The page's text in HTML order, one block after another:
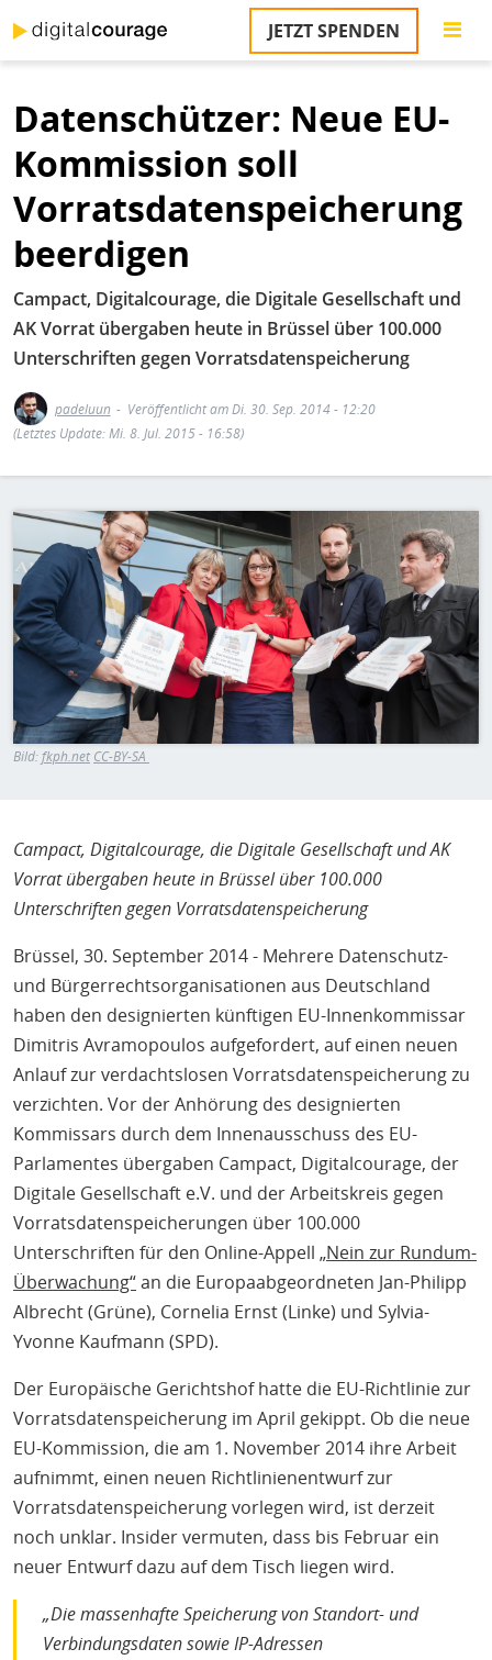
zum
Inhalt
JETZT SPENDEN
Datenschützer: Neue EU-
Kommission soll
Vorratsdatenspeicherung
beerdigen
Campact, Digitalcourage, die Digitale Gesellschaft und
AK Vorrat übergaben heute in Brüssel über 100.000
Unterschriften gegen Vorratsdatenspeicherung
padeluun
Veröffentlicht am Di. 30. Sep. 2014 - 12:20
(Letztes Update: Mi. 8. Jul. 2015 - 16:58)
Bild
Bild:fkph.net CC-BY-SA
Campact, Digitalcourage, die Digitale Gesellschaft und AK
Vorrat übergaben heute in Brüssel über 100.000
Unterschriften gegen Vorratsdatenspeicherung
Brüssel, 30. September 2014 - Mehrere Datenschutz-
und Bürgerrechtsorganisationen aus Deutschland
haben den designierten künftigen EU-Innenkommissar
Dimitris Avramopoulos aufgefordert, auf einen neuen
Anlauf zur verdachtslosen Vorratsdatenspeicherung zu
verzichten. Vor der Anhörung des designierten
Kommissars durch dem Innenausschuss des EU-
Parlamentes übergaben Campact, Digitalcourage, der
Digitale Gesellschaft e.V. und der Arbeitskreis gegen
Vorratsdatenspeicherungen über 100.000
Unterschriften für den Online-Appell „Nein zur Rundum-
Überwachung“an die Europaabgeordneten Jan-Philipp
Albrecht (Grüne), Cornelia Ernst (Linke) und Sylvia-
Yvonne Kaufmann (SPD).
Der Europäische Gerichtshof hatte die EU-Richtlinie zur
Vorratsdatenspeicherung im April gekippt. Ob die neue
EU-Kommission, die am 1. November 2014 ihre Arbeit
aufnimmt, einen neuen Richtlinienentwurf zur
Vorratsdatenspeicherung vorlegen wird, ist derzeit
noch unklar. Insider vermuten, dass bis Februar ein
neuer Entwurf dazu auf dem Tisch liegen wird.
„Die massenhafte Speicherung von Standort- und
Verbindungsdaten sowie IP-Adressen